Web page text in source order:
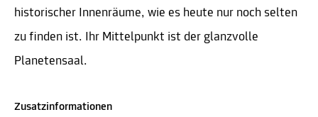
historischer Innenräume, wie es heute nur noch selten
zu finden ist. Ihr Mittelpunkt ist der glanzvolle
Planetensaal.
Zusatzinformationen